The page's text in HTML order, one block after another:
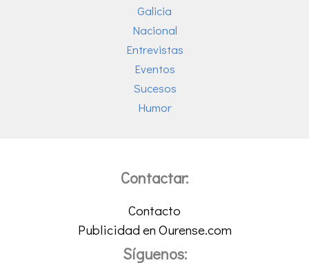
Galicia
Nacional
Entrevistas
Eventos
Sucesos
Humor
Contactar:
Contacto
Publicidad en Ourense.com
Síguenos: